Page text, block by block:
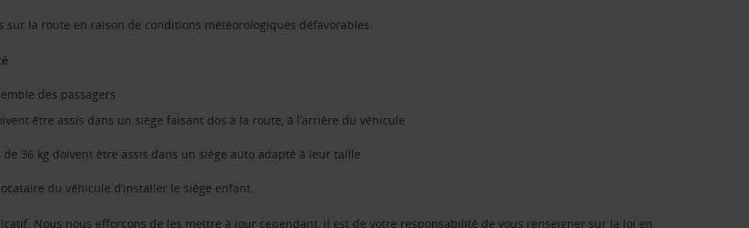
sur la route en raison de conditions météorologiques défavorables.
des passagers
être assis dans un siège faisant dos à la route, à l’arrière du véhicule
36 kg doivent être assis dans un siège auto adapté à leur taille
du véhicule d’installer le siège enfant.
Nous nous efforçons de les mettre à jour cependant, il est de votre responsabilité de vous renseigner sur la loi en